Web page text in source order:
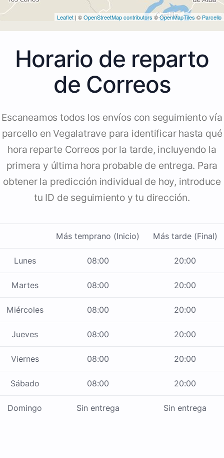
Leaflet | ©OpenStreetMap contributors ©OpenMapTiles © Parcello
Horario de reparto
de Correos
Escaneamos todos los envíos con seguimiento vía
parcello en Vegalatrave para identificar hasta qué
hora reparte Correos por la tarde, incluyendo la
primera y última hora probable de entrega. Para
obtener la predicción individual de hoy, introduce
tu ID de seguimiento y tu dirección.
Más temprano (Inicio) Más tarde (Final)
Lunes 08:00 20:00
Martes 08:00 20:00
Miércoles 08:00 20:00
Jueves 08:00 20:00
Viernes 08:00 20:00
Sábado 08:00 20:00
Domingo Sin entrega Sin entrega